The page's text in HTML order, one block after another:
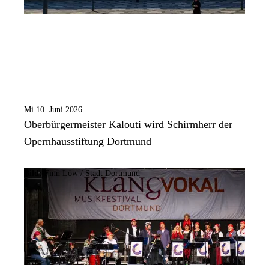
Mi 10. Juni 2026
Oberbürgermeister Kalouti wird Schirmherr der
Opernhausstiftung Dortmund
Bild: Finn Löw / Stadt Dortmund